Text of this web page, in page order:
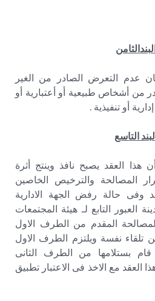
عدم التعرض الصادر من الغير
من أشخاص طبيعية أو أعتبارية أو
أو تنفيذية .
التاسع
العقد يصبح نافذ وينتج أثرة
المصالحة والترخيص الخاصين
وفى حالة رفض الجهة الادارية
العبور التابع لـ هيئة المجتمعات
المقدم من الطرف الاول
تلقاء نفسة ويلتزم الطرف الاول
قام بستلامها من الطرف الثانى
العقد مع الاخذ فى الاعتبار تطبيق